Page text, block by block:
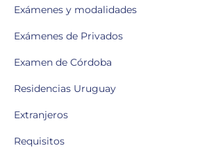
Exámenes y modalidades
Exámenes de Privados
Examen de Córdoba
Residencias Uruguay
Extranjeros
Requisitos